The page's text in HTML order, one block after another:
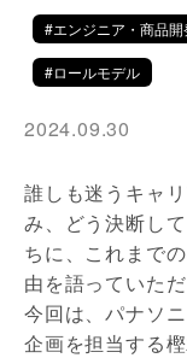
#エンジニア・商品開
#ロールモデル
2024.09.30
誰しも迷うキャ
み、どう決断し
ちに、これまで
由を語っていただ
今回は、パナソ
企画を担当する